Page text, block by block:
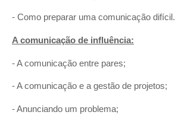
- Como preparar uma comunicação difícil.
A comunicação de influência:
- A comunicação entre pares;
- A comunicação e a gestão de projetos;
- Anunciando um problema;